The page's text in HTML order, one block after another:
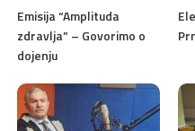
Emisija “Amplituda
zdravlja” – Govorimo o
dojenju